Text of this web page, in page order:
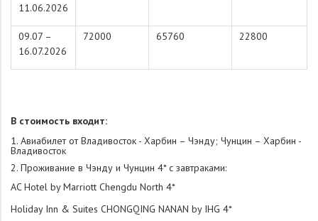
11.06.2026
09.07 –
16.07.2026
72000 65760 22800
В стоимость входит:
Авиабилет от Владивосток - Харбин – Чэнду; Чунцин – Харбин -
Владивосток
Проживание в Чэнду и Чунцин 4* с завтраками:
AC Hotel by Marriott Chengdu North 4*
Holiday Inn & Suites CHONGQING NANAN by IHG 4*